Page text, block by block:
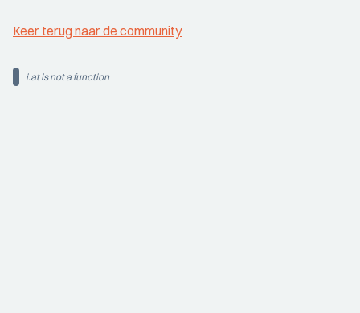
Keer terug naar de community
i.at is not a function